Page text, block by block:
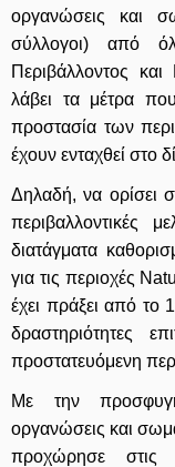
οργανώσεις και
σύλλογοι) από
Περιβάλλοντος
λάβει τα μέτρα
προστασία των
έχουν ενταχθεί στο
Δηλαδή, να ορίσει
περιβαλλοντικές
διατάγματα
για τις περιοχές
έχει πράξει από το
δραστηριότητες
προστατευόμενη
Με την
οργανώσεις και
προχώρησε στις